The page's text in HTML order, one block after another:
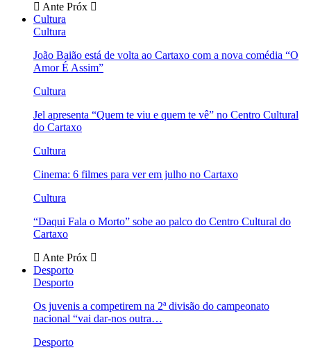
Ante Próx
Cultura
Cultura
João Baião está de volta ao Cartaxo com a nova comédia “O
Amor É Assim”
Cultura
Jel apresenta “Quem te viu e quem te vê” no Centro Cultural
do Cartaxo
Cultura
Cinema: 6 filmes para ver em julho no Cartaxo
Cultura
“Daqui Fala o Morto” sobe ao palco do Centro Cultural do
Cartaxo
Ante Próx
Desporto
Desporto
Os juvenis a competirem na 2ª divisão do campeonato
nacional “vai dar-nos outra…
Desporto